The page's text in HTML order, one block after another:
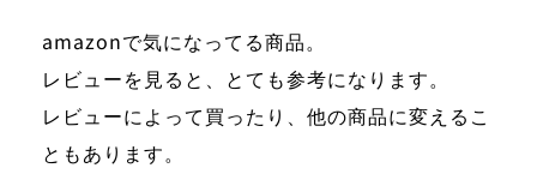
amazonで気になってる商品。
レビューを見ると、とても参考になります。
レビューによって買ったり、他の商品に変えるこ
ともあります。